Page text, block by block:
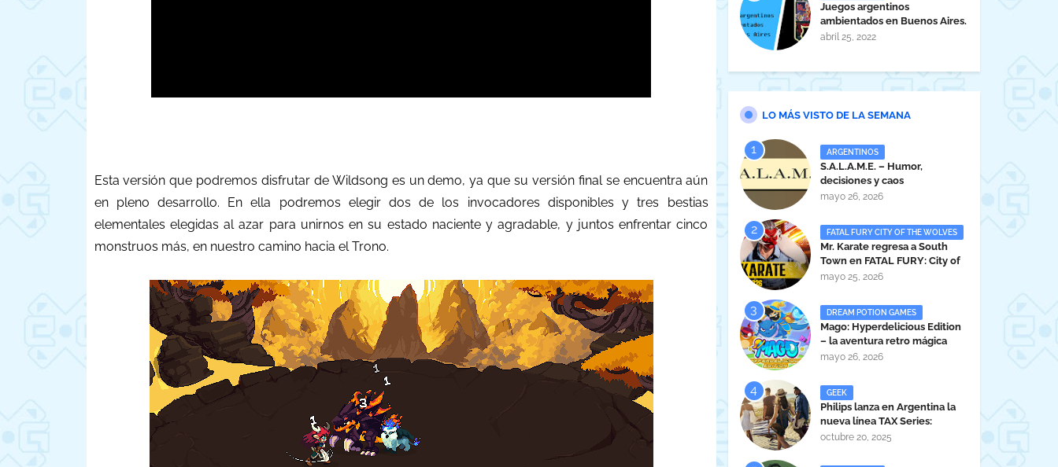
Esta versión que podremos disfrutar de Wildsong es un demo, ya que su versión final se encuentra aún
en pleno desarrollo. En ella podremos elegir dos de los invocadores disponibles y tres bestias
elementales elegidas al azar para unirnos en su estado naciente y agradable, y juntos enfrentar cinco
monstruos más, en nuestro camino hacia el Trono.
Juegos argentinos
ambientados en Buenos Aires.
abril 25, 2022
LO MÁS VISTO DE LA SEMANA
ARGENTINOS
S.A.L.A.M.E. – Humor,
decisiones y caos
administrativo en clave gamer
mayo 26, 2026
FATAL FURY CITY OF THE WOLVES
Mr. Karate regresa a South
Town en FATAL FURY: City of
the Wolves
mayo 25, 2026
DREAM POTION GAMES
Mago: Hyperdelicious Edition
– la aventura retro mágica
peruana llega en 2026
mayo 26, 2026
GEEK
Philips lanza en Argentina la
nueva línea TAX Series:
Powerful Sound Anywhere
octubre 20, 2025